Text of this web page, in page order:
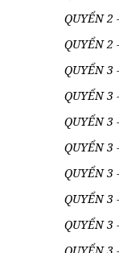
QUYỂN 2
QUYỂN 2
QUYỂN 3
QUYỂN 3
QUYỂN 3
QUYỂN 3
QUYỂN 3
QUYỂN 3
QUYỂN 3